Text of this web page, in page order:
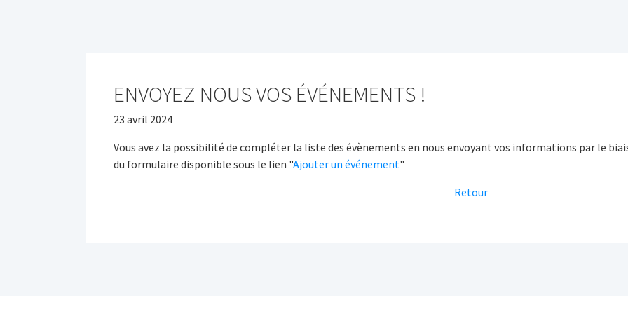
ENVOYEZ NOUS VOS ÉVÉNEMENTS !
23 avril 2024
Vous avez la possibilité de compléter la liste des évènements en nous envoyant vos informations par le
du formulaire disponible sous le lien "Ajouter un événement"
Retour